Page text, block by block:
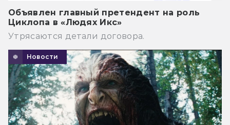
Объявлен главный претендент на роль
Циклопа в «Людях Икс»
Утрясаются детали договора.
Новости